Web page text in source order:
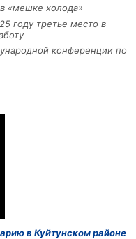
«мешке холода»
году третье место в
конференции по
в Куйтунском районе